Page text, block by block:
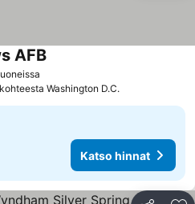
AFBKatso hinnat
Washington D.C.
Katso hinnat